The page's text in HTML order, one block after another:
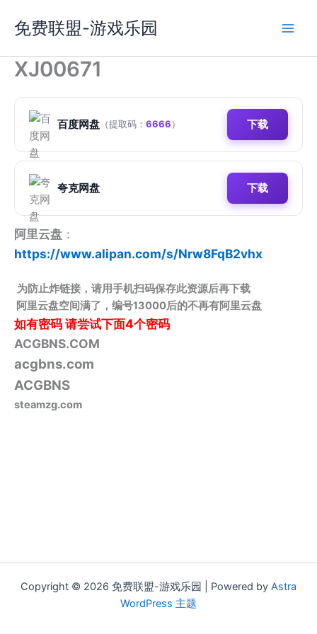
容
免费联盟-游戏乐园
XJ00671
百度网盘 （提取码： 6666） 下载
夸克网盘 下载
阿里云盘 ：
https://www.alipan.com/s/Nrw8FqB2vhx
为防止炸链接，请用手机扫码保存此资源后再下载
阿里云盘空间满了，编号13000后的不再有阿里云盘
如有密码请尝试下面4个密码
ACGBNS.COM
acgbns.com
ACGBNS
steamzg.com
Copyright © 2026 免费联盟-游戏乐园 | Powered by Astra
WordPress 主题